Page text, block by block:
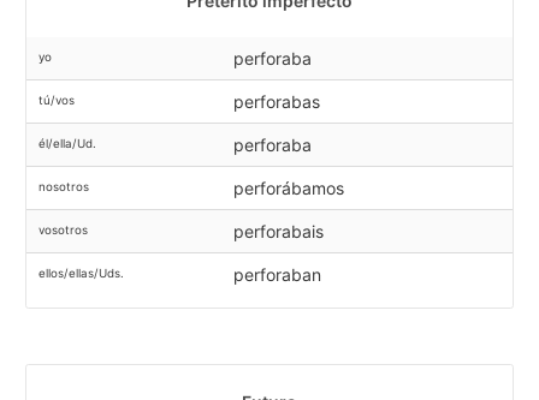
yo perforaba
tú/vos perforabas
él/ella/Ud. perforaba
nosotros perforábamos
vosotros perforabais
ellos/ellas/Uds. perforaban